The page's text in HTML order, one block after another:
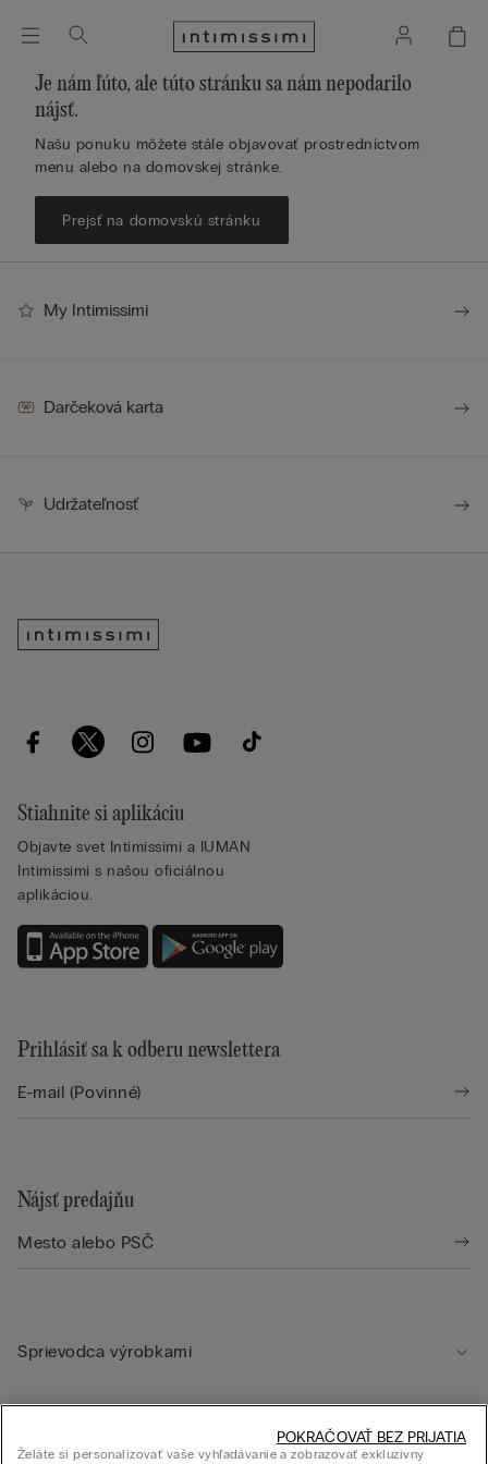
Je nám ľúto, ale túto stránku sa nám nepodarilo
nájsť.
Našu ponuku môžete stále objavovať prostredníctvom
menu alebo na domovskej stránke.
Prejsť na domovskú stránku
My Intimissimi
Darčeková karta
Udržateľnosť
Stiahnite si aplikáciu
Objavte svet Intimissimi a IUMAN
Intimissimi s našou oficiálnou
aplikáciou.
Prihlásiť sa k odberu newslettera
Nájsť predajňu
Sprievodca výrobkami
Želáte si personalizovať vaše vyhľadávanie a zobrazovať exkluzívny
POKRAČOVAŤ BEZ PRIJATIA